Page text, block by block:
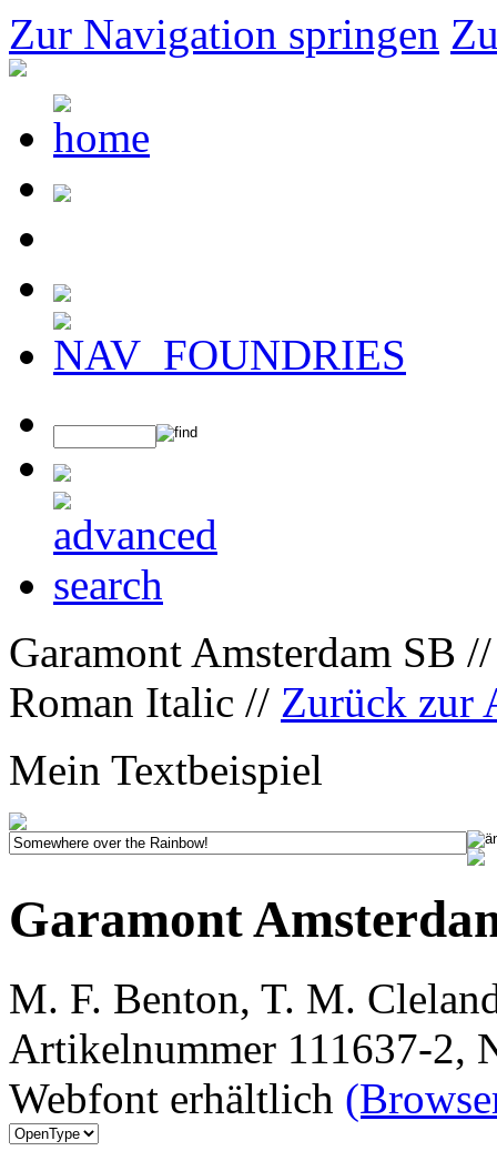
Zur Navigation springen
Garamont Amsterdam SB
Roman Italic // Zurück zur
Mein Textbeispiel
Garamont
M. F. Benton, T. M.
Artikelnummer 111637-2,
Webfont erhältlich